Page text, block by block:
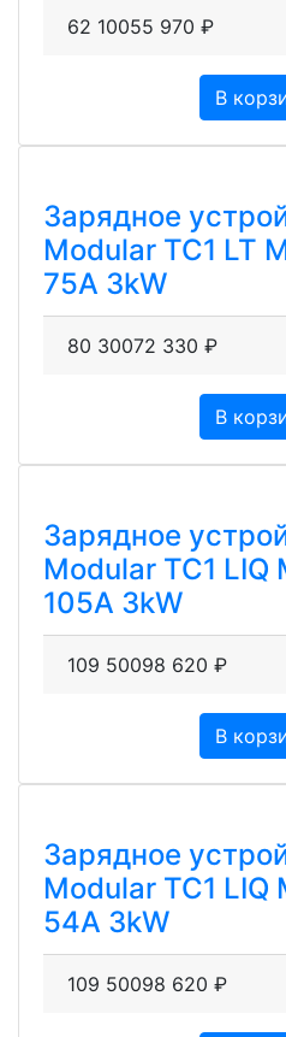
62 10055 970 ₽
В
Зарядное
Modular TC1 LT
75A 3kW
80 30072 330 ₽
В
Зарядное
Modular TC1 LIQ
105A 3kW
109 50098 620 ₽
В
Зарядное
Modular TC1 LIQ
54A 3kW
109 50098 620 ₽